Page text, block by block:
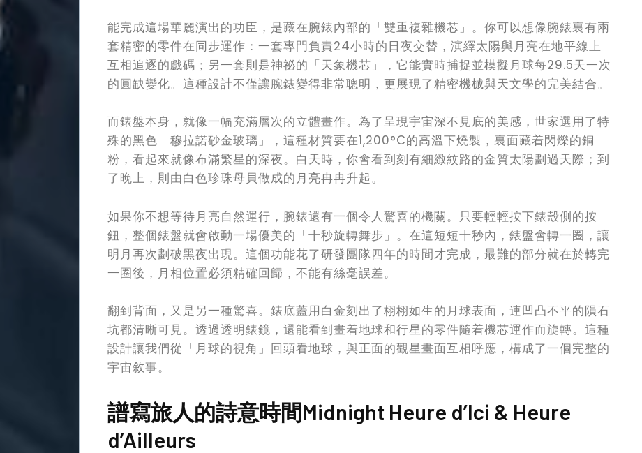
能完成這場華麗演出的功臣，是藏在腕錶內部的「雙重複雜機芯」。你可以想像腕錶裏有兩
套精密的零件在同步運作：一套專門負責24小時的日夜交替，演繹太陽與月亮在地平線上
互相追逐的戲碼；另一套則是神祕的「天象機芯」，它能實時捕捉並模擬月球每29.5天一次
的圓缺變化。這種設計不僅讓腕錶變得非常聰明，更展現了精密機械與天文學的完美結合。
而錶盤本身，就像一幅充滿層次的立體畫作。為了呈現宇宙深不見底的美感，世家選用了特
殊的黑色「穆拉諾砂金玻璃」，這種材質要在1,200°C的高溫下燒製，裏面藏着閃爍的銅
粉，看起來就像布滿繁星的深夜。白天時，你會看到刻有細緻紋路的金質太陽劃過天際；到
了晚上，則由白色珍珠母貝做成的月亮冉冉升起。
如果你不想等待月亮自然運行，腕錶還有一個令人驚喜的機關。只要輕輕按下錶殼側的按
鈕，整個錶盤就會啟動一場優美的「十秒旋轉舞步」。在這短短十秒內，錶盤會轉一圈，讓
明月再次劃破黑夜出現。這個功能花了研發團隊四年的時間才完成，最難的部分就在於轉完
一圈後，月相位置必須精確回歸，不能有絲毫誤差。
翻到背面，又是另一種驚喜。錶底蓋用白金刻出了栩栩如生的月球表面，連凹凸不平的隕石
坑都清晰可見。透過透明錶鏡，還能看到畫着地球和行星的零件隨着機芯運作而旋轉。這種
設計讓我們從「月球的視角」回頭看地球，與正面的觀星畫面互相呼應，構成了一個完整的
宇宙敘事。
譜寫旅人的詩意時間Midnight Heure d’Ici & Heure
d’Ailleurs